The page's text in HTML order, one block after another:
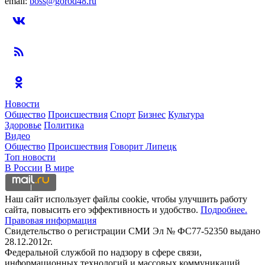
Новости
Общество Происшествия Спорт Бизнес Культура
Здоровье Политика
Видео
Общество Происшествия Говорит Липецк
Топ новости
В России В мире
Наш сайт использует файлы cookie, чтобы улучшить работу
сайта, повысить его эффективность и удобство. Подробнее.
Правовая информация
Свидетельство о регистрации СМИ Эл № ФС77-52350 выдано
28.12.2012г.
Федеральной службой по надзору в сфере связи,